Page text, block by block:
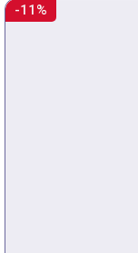
-11%